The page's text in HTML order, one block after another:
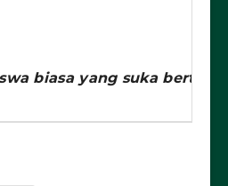
biasa yang suka